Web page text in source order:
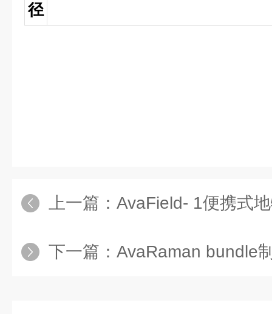
径
上一篇： AvaField- 1便携式
下一篇： AvaRaman bundle